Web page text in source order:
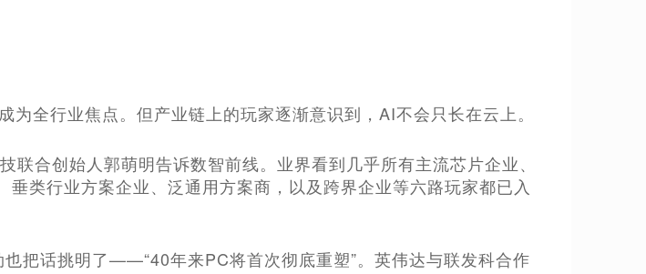
为全行业焦点。但产业链上的玩家逐渐意识到，AI不会只长在云上。
联合创始人郭萌明告诉数智前线。业界看到几乎所有主流芯片企业、
类行业方案企业、泛通用方案商，以及跨界企业等六路玩家都已入
把话挑明了——“40年来PC将首次彻底重塑”。英伟达与联发科合作